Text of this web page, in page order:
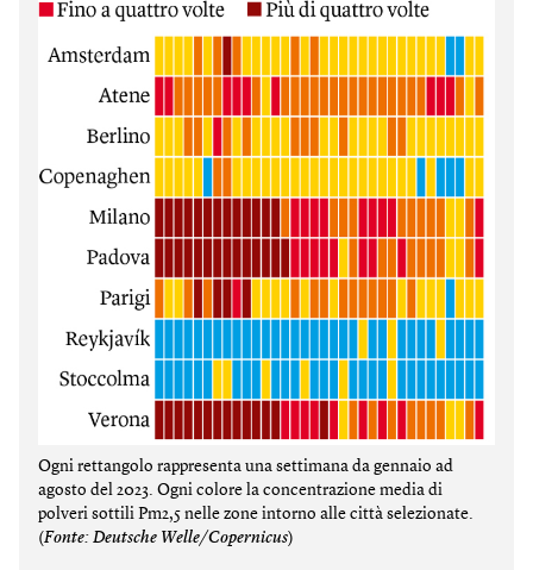
Ogni rettangolo rappresenta una settimana da gennaio ad
agosto del 2023. Ogni colore la concentrazione media di
polveri sottili Pm2,5 nelle zone intorno alle città selezionate.
(Fonte: Deutsche Welle/Copernicus)